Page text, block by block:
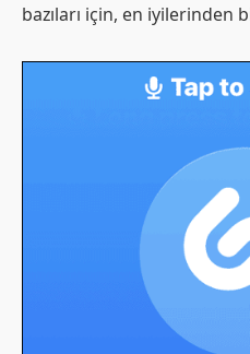
bazıları için, en iyilerinden